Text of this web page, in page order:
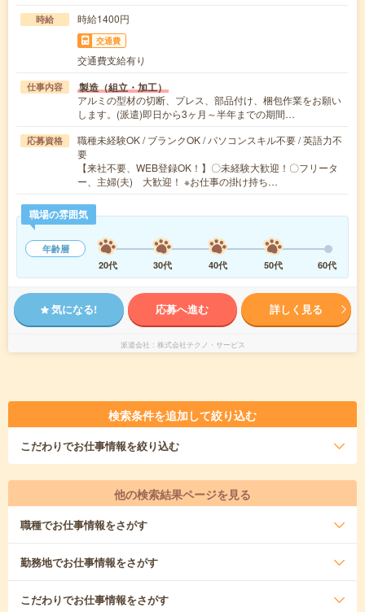
時給 時給1400円
交通費
交通費支給有り
仕事内容 製造（組立・加工）
アルミの型材の切断、プレス、部品付け、梱包作業をお願い
します。(派遣)即日から3ヶ月～半年までの期間…
応募資格
職種未経験OK / ブランクOK / パソコンスキル不要 / 英語力不
要
【来社不要、WEB登録OK！】〇未経験大歓迎！〇フリータ
ー、主婦(夫) 大歓迎！ ※お仕事の掛け持ち…
職場の雰囲気
年齢層
20代
30代 40代 50代 60代
気になる! 応募へ進む 詳しく見る
派遣会社 株式会社テクノ・サービス
検索条件を追加して絞り込む
こだわりでお仕事情報を絞り込む
他の検索結果ページを見る
職種でお仕事情報をさがす
勤務地でお仕事情報をさがす
こだわりでお仕事情報をさがす